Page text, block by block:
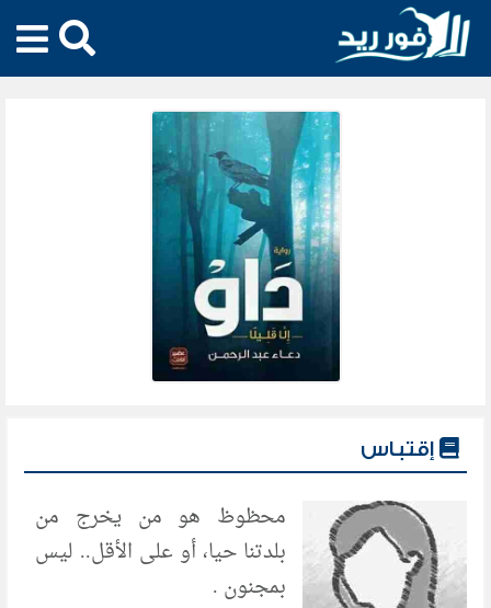
إقتباس
محظوظ هو من يخرج من
بلدتنا حيا، أو على الأقل.. ليس
بمجنون .